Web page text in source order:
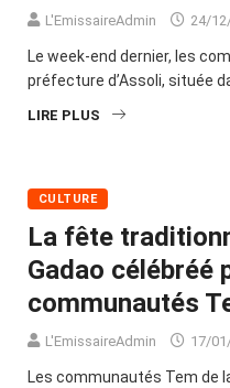
L'EmissaireAdmin 24/
Le week-end dernier, les
préfecture d’Assoli, située
LIRE PLUS
CULTURE
La fête
Gadao célébréé
communautés
L'EmissaireAdmin 17/
Les communautés Tem de